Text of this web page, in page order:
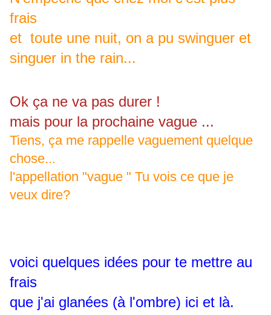
frais
et toute une nuit, on a pu swinguer et
singuer in the rain...
Ok ça ne va pas durer !
mais pour la prochaine vague ...
Tiens, ça me rappelle vaguement quelque
chose...
l'appellation "vague " Tu vois ce que je
veux dire?
voici quelques idées pour te mettre au
frais
que j'ai glanées (à l'ombre) ici et là.